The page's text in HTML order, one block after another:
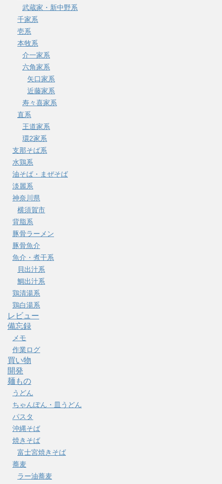
武蔵家・新中野系
千家系
壱系
本牧系
介一家系
六角家系
矢口家系
近藤家系
寿々喜家系
直系
王道家系
環2家系
支那そば系
水鶏系
油そば・まぜそば
淡麗系
神奈川県
横須賀市
背脂系
豚骨ラーメン
豚骨魚介
魚介・煮干系
貝出汁系
鯛出汁系
鶏清湯系
鶏白湯系
レビュー
備忘録
メモ
作業ログ
買い物
開発
麺もの
うどん
ちゃんぽん・皿うどん
パスタ
沖縄そば
焼きそば
富士宮焼きそば
蕎麦
ラー油蕎麦